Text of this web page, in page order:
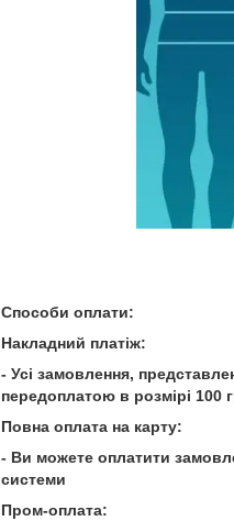
Способи оплати:
Накладний платіж:
- Усі замовлення,
передоплатою в розмірі 100
Повна оплата на карту:
- Ви можете оплатити
системи
Пром-оплата: